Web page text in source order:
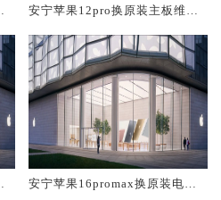
安宁苹果12pro换原装主板维修
安宁苹果16promax换原装电池